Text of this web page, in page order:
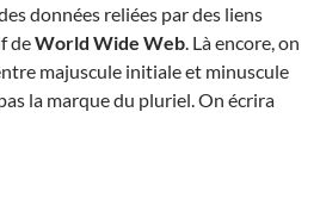
des données reliées par des liens
deWorld Wide Web. Là encore, on
majuscule initiale et minuscule
la marque du pluriel. On écrira